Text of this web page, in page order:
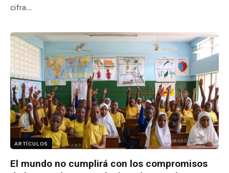
cifra…
ARTÍCULOS
El mundo no cumplirá con los compromisos